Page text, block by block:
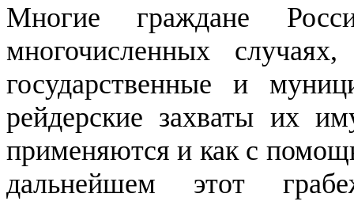
Многие граждане
многочисленных
государственные и
рейдерские захваты их
применяются и как с
дальнейшем этот